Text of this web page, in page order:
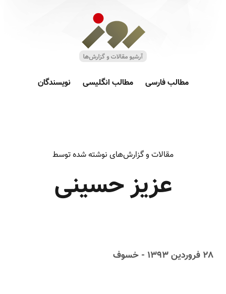
مطالب فارسی مطالب انگلیسی نویسندگان
مقالات و گزارش‌های نوشته شده توسط
عزیز حسینی
۲۸ فروردین ۱۳۹۳ - خسوف